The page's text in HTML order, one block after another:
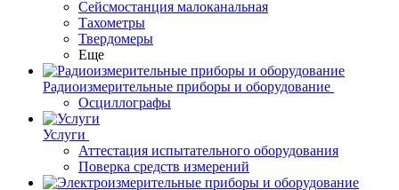
Сейсмостанция малоканальная
Тахометры
Твердомеры
Еще
Радиоизмерительные приборы и оборудование
Осциллографы
Услуги
Аттестация испытательного оборудования
Поверка средств измерений